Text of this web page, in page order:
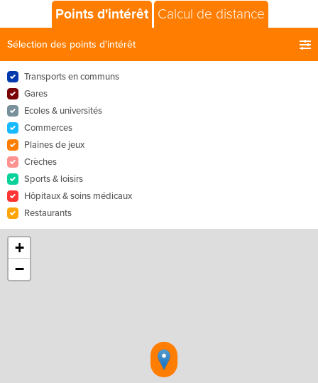
Points d'intérêt Calcul de distance
Sélection des points d'intérêt
Transports en communs
Gares
Ecoles & universités
Commerces
Plaines de jeux
Crèches
Sports & loisirs
Hôpitaux & soins médicaux
Restaurants
+
−